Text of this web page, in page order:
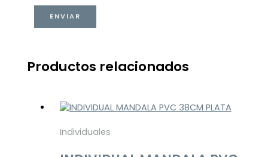
Productos relacionados
Individuales